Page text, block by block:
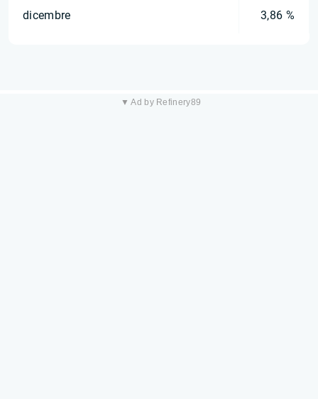
dicembre 3,86 %
▼ Ad by Refinery89